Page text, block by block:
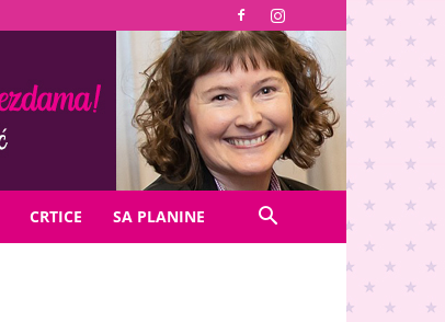
CRTICE SA PLANINE